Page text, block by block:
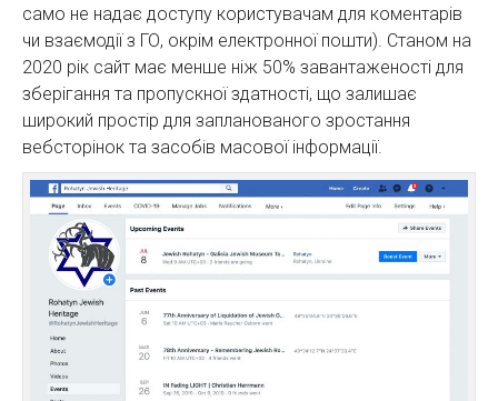
само не надає доступу користувачам для коментарів
чи взаємодії з ГО, окрім електронної пошти). Станом на
2020 рік сайт має менше ніж 50% завантаженості для
зберігання та пропускної здатності, що залишає
широкий простір для запланованого зростання
вебсторінок та засобів масової інформації.